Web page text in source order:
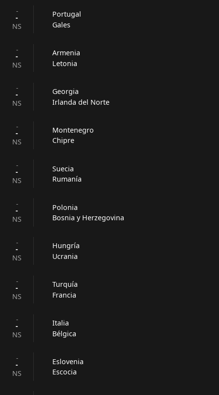
-
-
NS
Portugal
Gales
-
-
NS
Armenia
Letonia
-
-
NS
Georgia
Irlanda del Norte
-
-
NS
Montenegro
Chipre
-
-
NS
Suecia
Rumanía
-
-
NS
Polonia
Bosnia y Herzegovina
-
-
NS
Hungría
Ucrania
-
-
NS
Turquía
Francia
-
-
NS
Italia
Bélgica
-
-
NS
Eslovenia
Escocia